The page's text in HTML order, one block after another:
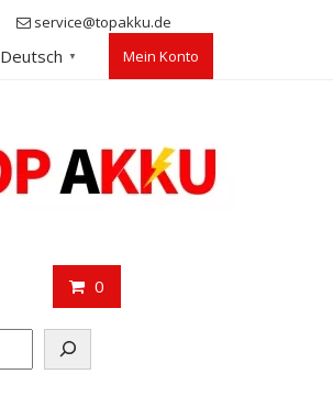
service@topakku.de
Deutsch ▼ Mein Konto
0